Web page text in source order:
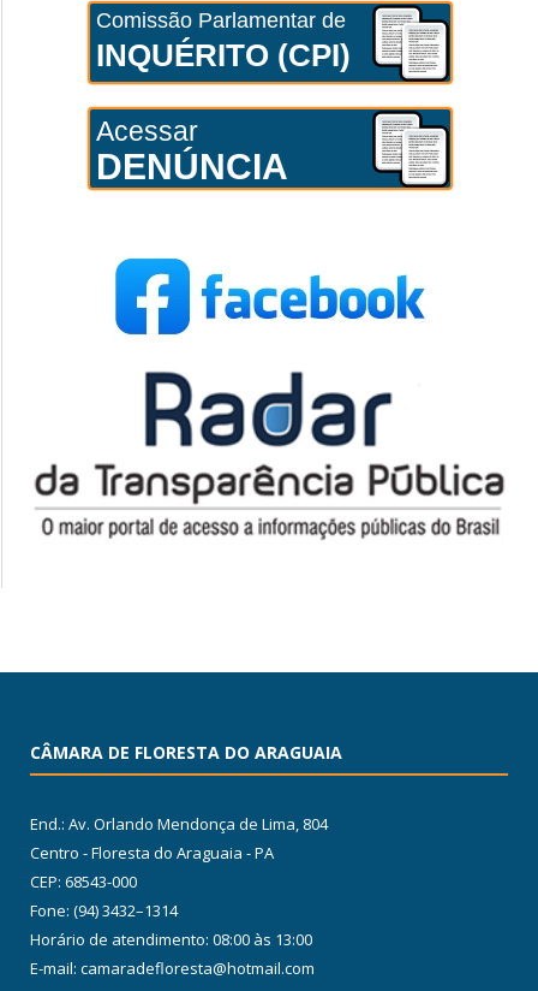
Comissão Parlamentar de
INQUÉRITO (CPI)
Acessar
DENÚNCIA
CÂMARA DE FLORESTA DO ARAGUAIA
End.: Av. Orlando Mendonça de Lima, 804
Centro - Floresta do Araguaia - PA
CEP: 68543-000
Fone: (94) 3432–1314
Horário de atendimento: 08:00 às 13:00
E-mail: camaradefloresta@hotmail.com